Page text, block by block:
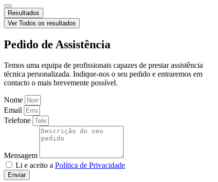
Resultados
Ver Todos os resultados
Pedido de Assistência
Temos uma equipa de profissionais capazes de prestar assistência
técnica personalizada. Indique-nos o seu pedido e entraremos em
contacto o mais brevemente possível.
Nome
Email
Telefone
Mensagem
Li e aceito a Política de Privacidade
Enviar